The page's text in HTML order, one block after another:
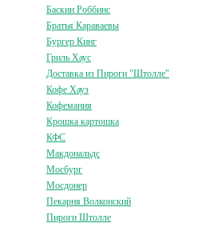
Баскин Роббинс
Братья Караваевы
Бургер Кинг
Гриль Хаус
Доставка из Пироги "Штолле"
Кофе Хауз
Кофемания
Крошка картошка
КФС
Макдональдс
Мосбург
Мосдонер
Пекарня Волконский
Пироги Штолле